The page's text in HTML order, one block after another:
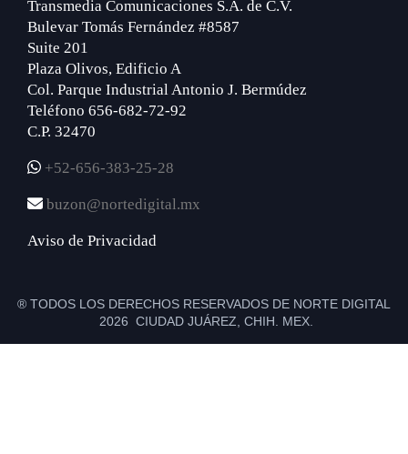
Transmedia Comunicaciones S.A. de C.V.
Bulevar Tomás Fernández #8587
Suite 201
Plaza Olivos, Edificio A
Col. Parque Industrial Antonio J. Bermúdez
Teléfono 656-682-72-92
C.P. 32470
+52-656-383-25-28
buzon@nortedigital.mx
Aviso de Privacidad
® TODOS LOS DERECHOS RESERVADOS DE NORTE DIGITAL
2026 CIUDAD JUÁREZ, CHIH. MEX.